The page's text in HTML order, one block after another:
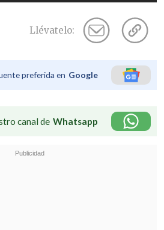
Llévatelo:
preferida en Google
canal de Whatsapp